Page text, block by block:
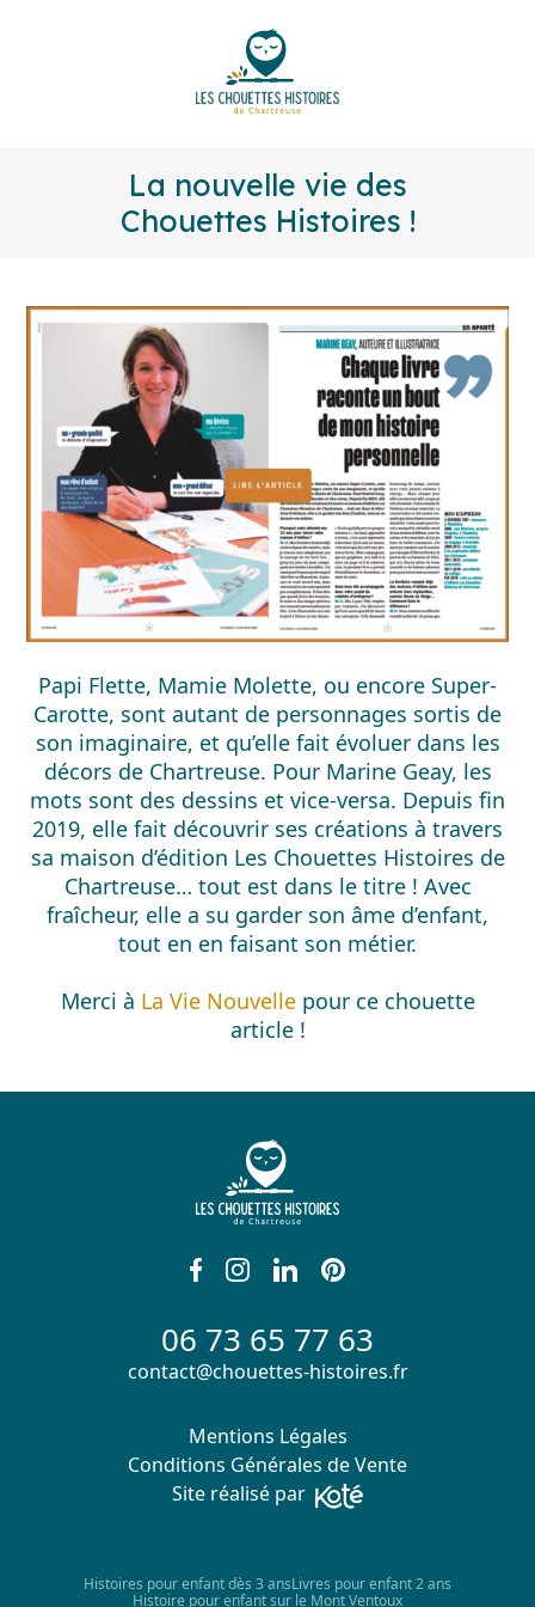
La nouvelle vie des
Chouettes Histoires !
Papi Flette, Mamie Molette, ou encore Super-
Carotte, sont autant de personnages sortis de
son imaginaire, et qu’elle fait évoluer dans les
décors de Chartreuse. Pour Marine Geay, les
mots sont des dessins et vice-versa. Depuis fin
2019, elle fait découvrir ses créations à travers
sa maison d’édition Les Chouettes Histoires de
Chartreuse… tout est dans le titre ! Avec
fraîcheur, elle a su garder son âme d’enfant,
tout en en faisant son métier.
Merci à La Vie Nouvellepour ce chouette
article !
06 73 65 77 63
contact@chouettes-histoires.fr
Mentions Légales
Conditions Générales de Vente
Site réalisé par
Histoires pour enfant dès 3 ansLivres pour enfant 2 ans
Histoire pour enfant sur le Mont Ventoux